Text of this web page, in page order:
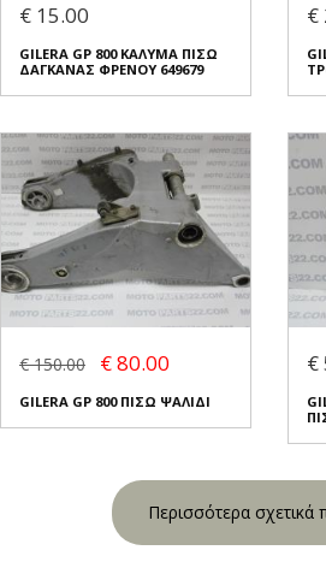
€ 15.00
GILERA GP 800 ΚΑΛΥΜΑ ΠΙΣΩ
ΔΑΓΚΑΝΑΣ ΦΡΕΝΟΥ 649679
€
€ 150.00 € 80.00
GILERA GP 800 ΠΙΣΩ ΨΑΛΙΔΙ
€
Περισσότερα σχετικά